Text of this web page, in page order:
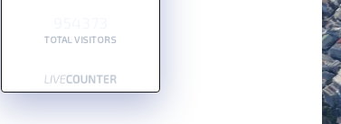
TOTAL VISITORS